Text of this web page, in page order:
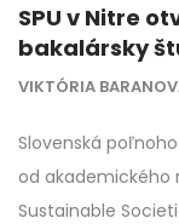
SPU v Nitre
bakalársky
VIKTÓRIA
Slovenská
od akademického
Sustainable